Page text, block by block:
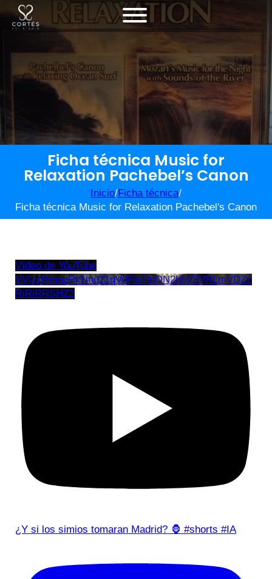
Ficha técnica Music for
Relaxation Pachebel’s Canon
Inicio/Ficha técnica/
Ficha técnica Music for Relaxation Pachebel's Canon
Vídeo de YouTube
VVUxRmppRkNnd21qV0FwTldON2h5V3VRLmVDZz
RiRjRRSHZ3
¿Y si los simios tomaran Madrid? 🦍 #shorts #IA